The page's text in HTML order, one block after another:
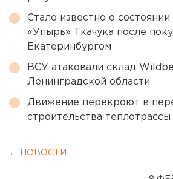
Стало известно о
«Упырь» Ткачука после
Екатеринбургом
ВСУ атаковали склад
Ленинградской области
Движение перекроют в
строительства
← НОВОСТИ